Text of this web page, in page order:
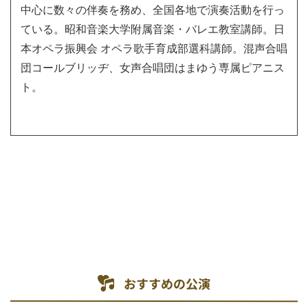
中心に数々の伴奏を務め、全国各地で演奏活動を行っ
ている。昭和音楽大学附属音楽・バレエ教室講師。日
本オペラ振興会 オペラ歌手育成部選科講師。混声合唱
団コールブリッヂ、女声合唱団はまゆう専属ピアニス
ト。
おすすめの公演